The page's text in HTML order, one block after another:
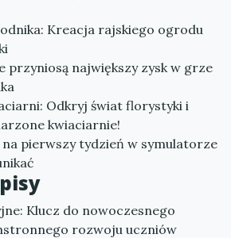
Kreacja rajskiego ogrodu
przyniosą największy zysk w grze
Odkryj świat florystyki i
kwiaciarnie!
pierwszy tydzień w symulatorze
Klucz do nowoczesnego
rozwoju uczniów